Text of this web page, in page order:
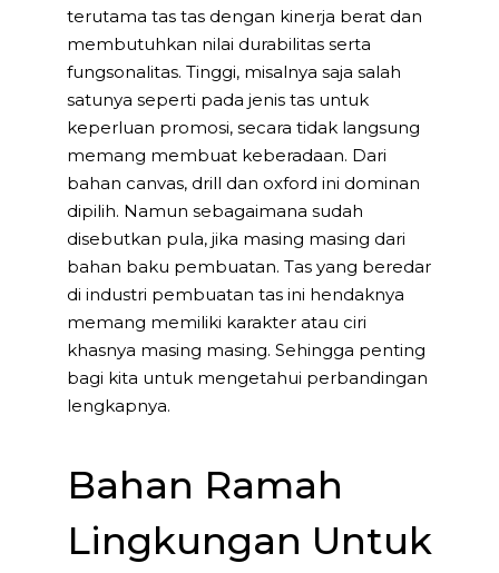
terutama tas tas dengan kinerja berat dan
membutuhkan nilai durabilitas serta
fungsonalitas. Tinggi, misalnya saja salah
satunya seperti pada jenis tas untuk
keperluan promosi, secara tidak langsung
memang membuat keberadaan. Dari
bahan canvas, drill dan oxford ini dominan
dipilih. Namun sebagaimana sudah
disebutkan pula, jika masing masing dari
bahan baku pembuatan. Tas yang beredar
di industri pembuatan tas ini hendaknya
memang memiliki karakter atau ciri
khasnya masing masing. Sehingga penting
bagi kita untuk mengetahui perbandingan
lengkapnya.
Bahan Ramah
Lingkungan Untuk